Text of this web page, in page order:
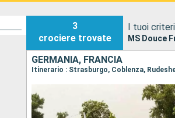
3
crociere trovate
I tuoi
MS Douce
GERMANIA, FRANCIA
Itinerario : Strasburgo, Coblenza,